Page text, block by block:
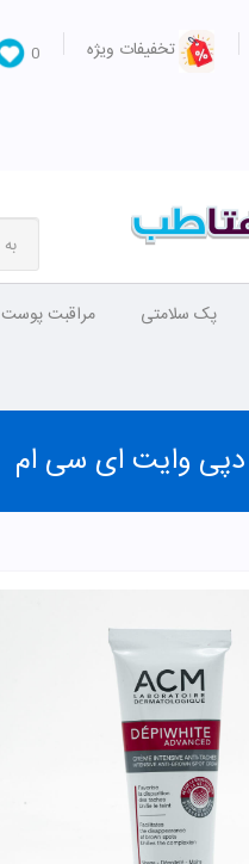
تخفیفات ویژه 0
پک سلامتی مراقبت پوست
وایت ای سی ام